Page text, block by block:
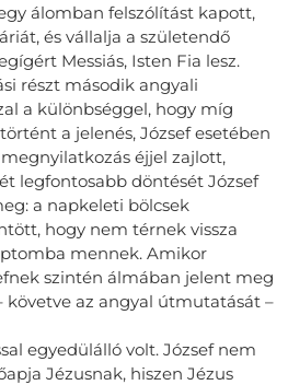
álomban felszólítást kapott,
és vállalja a születendő
Messiás, Isten Fia lesz.
részt második angyali
a különbséggel, hogy míg
a jelenés, József esetében
éjjel zajlott,
legfontosabb döntését József
a napkeleti bölcsek
hogy nem térnek vissza
mennek. Amikor
szintén álmában jelent meg
követve az angyal útmutatását –
egyedülálló volt. József nem
Jézusnak, hiszen Jézus